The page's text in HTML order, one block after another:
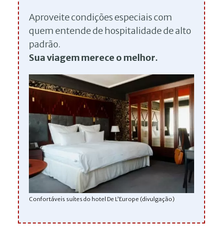
Aproveite condições especiais com
quem entende de hospitalidade de alto
padrão.
Sua viagem merece o melhor.
Confortáveis suítes do hotel De L’Europe (divulgação)